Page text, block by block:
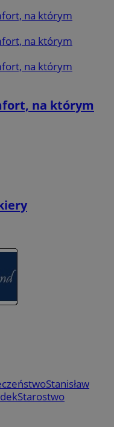
na którym
Stanisław
Starostwo